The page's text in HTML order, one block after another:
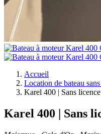
Accueil
Location de bateau
Karel 400 | Sans licence
Karel 400 | Sans